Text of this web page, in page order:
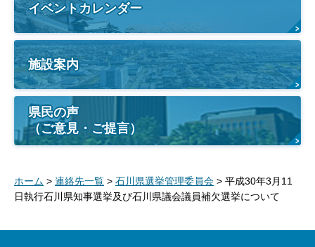
イベントカレンダー
施設案内
県民の声
（ご意見・ご提言）
ホーム > 連絡先一覧 > 石川県選挙管理委員会 > 平成30年3月11
日執行石川県知事選挙及び石川県議会議員補欠選挙について